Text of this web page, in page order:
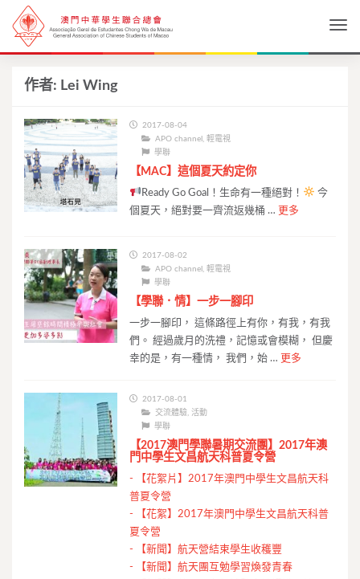
作者: Lei Wing
2017-08-04
APO channel ,輕電視
學聯
【MAC】這個夏天約定你
Ready Go Goal！生命有一種絕對！
今
個夏天，絕對要一齊流返幾桶 … 更多
2017-08-02
APO channel ,輕電視
學聯
【學聯．情】一步一腳印
一步一腳印， 這條路徑上有你，有我，有我
們。 經過歲月的洗禮，記憶或會模糊， 但慶
幸的是，有一種情， 我們，始 … 更多
2017-08-01
交流體驗,活動
學聯
【2017澳門學聯暑期交流團】2017年澳
門中學生文昌航天科普夏令營
-
【花絮片】2017年澳門中學生文昌航天科
普夏令營
-
【花絮】2017年澳門中學生文昌航天科普
夏令營
-
【新聞】航天營結束學生收穫豐
-
【新聞】航天團互勉學習煥發青春